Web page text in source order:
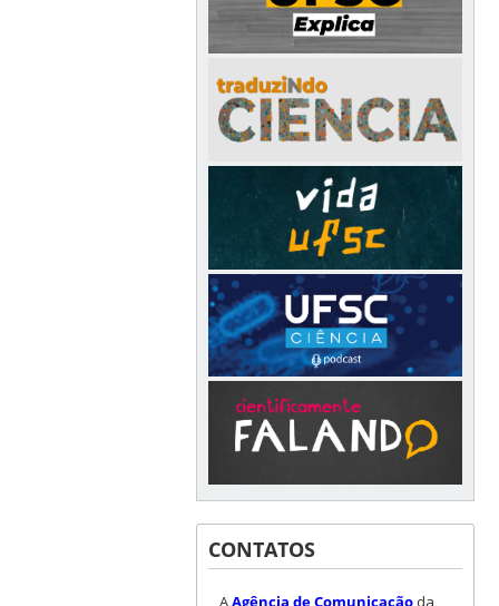
CONTATOS
AAgência de Comunicaçãoda